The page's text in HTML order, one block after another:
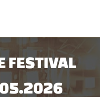
FESTIVAL